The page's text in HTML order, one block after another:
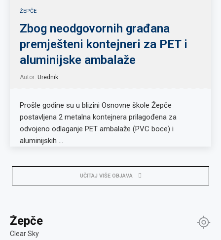
ŽEPČE
Zbog neodgovornih građana
premješteni kontejneri za PET i
aluminijske ambalaže
Autor: Urednik
Prošle godine su u blizini Osnovne škole Žepče
postavljena 2 metalna kontejnera prilagođena za
odvojeno odlaganje PET ambalaže (PVC boce) i
aluminijskih …
UČITAJ VIŠE OBJAVA
Žepče
Clear Sky